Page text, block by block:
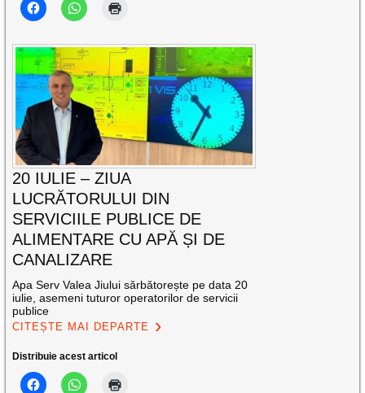
20 IULIE – ZIUA
LUCRĂTORULUI DIN
SERVICIILE PUBLICE DE
ALIMENTARE CU APĂ ȘI DE
CANALIZARE
Apa Serv Valea Jiului sărbătorește pe data 20
iulie, asemeni tuturor operatorilor de servicii
publice
CITEȘTE MAI DEPARTE
Distribuie acest articol